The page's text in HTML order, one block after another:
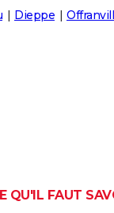
Dieppe
QU'IL FAUT